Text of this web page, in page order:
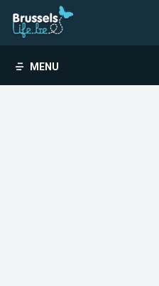
MENU